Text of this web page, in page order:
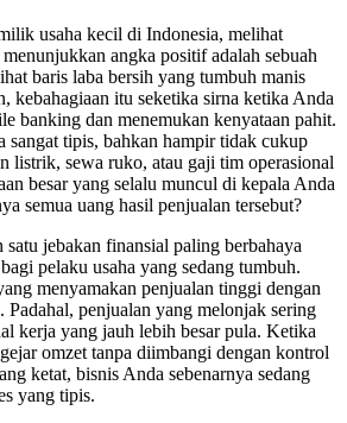
usaha kecil di Indonesia, melihat
angka positif adalah sebuah
baris laba bersih yang tumbuh manis
kebahagiaan itu seketika sirna ketika Anda
banking dan menemukan kenyataan pahit.
sangat tipis, bahkan hampir tidak cukup
listrik, sewa ruko, atau gaji tim operasional
besar yang selalu muncul di kepala Anda
semua uang hasil penjualan tersebut?
jebakan finansial paling berbahaya
pelaku usaha yang sedang tumbuh.
menyamakan penjualan tinggi dengan
Padahal, penjualan yang melonjak sering
kerja yang jauh lebih besar pula. Ketika
omzet tanpa diimbangi dengan kontrol
ketat, bisnis Anda sebenarnya sedang
yang tipis.